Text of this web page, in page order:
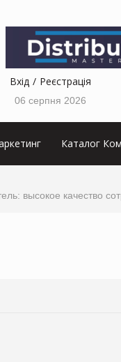
Вхід Реєстрація
06 серпня 2026
Каталог
высокое качество